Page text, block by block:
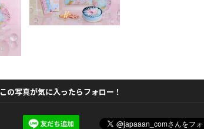
この写真が気に入ったらフォロー！